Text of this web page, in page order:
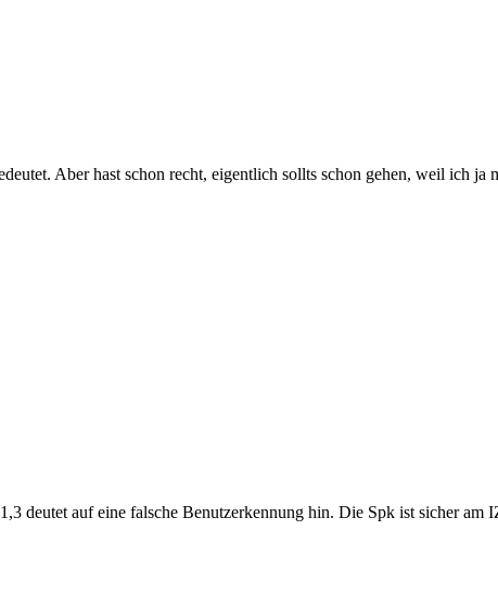
Aber hast schon recht, eigentlich sollts schon gehen, weil ich
deutet auf eine falsche Benutzerkennung hin. Die Spk ist sicher